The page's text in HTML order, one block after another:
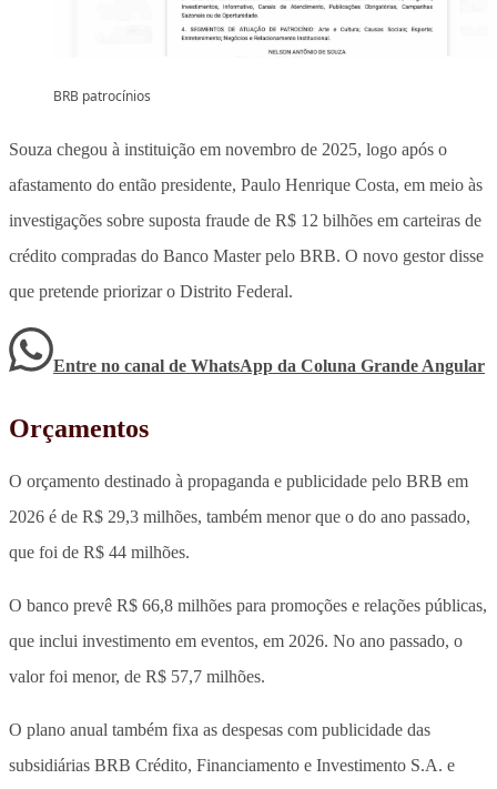
BRB patrocínios
Souza chegou à instituição em novembro de 2025, logo após o
afastamento do então presidente, Paulo Henrique Costa, em meio às
investigações sobre suposta fraude de R$ 12 bilhões em carteiras de
crédito compradas do Banco Master pelo BRB. O novo gestor disse
que pretende priorizar o Distrito Federal.
Entre no canal de WhatsApp da Coluna Grande Angular
Orçamentos
O orçamento destinado à propaganda e publicidade pelo BRB em
2026 é de R$ 29,3 milhões, também menor que o do ano passado,
que foi de R$ 44 milhões.
O banco prevê R$ 66,8 milhões para promoções e relações públicas,
que inclui investimento em eventos, em 2026. No ano passado, o
valor foi menor, de R$ 57,7 milhões.
O plano anual também fixa as despesas com publicidade das
subsidiárias BRB Crédito, Financiamento e Investimento S.A. e